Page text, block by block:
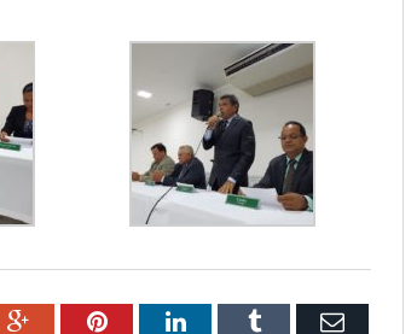
Google+PinterestLinkedInTumblr Email